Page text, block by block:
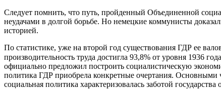
Следует помнить, что путь, пройденный Объединенной
неудачами в долгой борьбе. Но немецкие коммунисты
историей.
По статистике, уже на второй год существования ГДР ее
производительность труда достигла 93,8% от уровня 1936 года
официально предложил построить социалистическую
политика ГДР приобрела конкретные очертания. Основными
социальная политика характеризовалась заботой